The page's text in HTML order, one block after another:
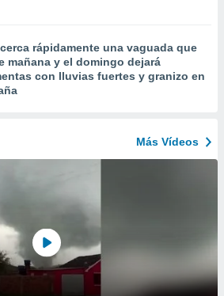
rápidamente una vaguada que
mañana y el domingo dejará
con lluvias fuertes y granizo en
Más Vídeos